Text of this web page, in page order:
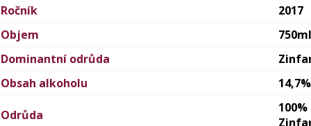
Ročník
2017
Objem
750ml
Dominantní odrůda
Obsah alkoholu
14,7%
Odrůda
100%